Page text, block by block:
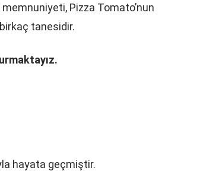
Pizza Tomato’nun
tanesidir.
hayata geçmiştir.